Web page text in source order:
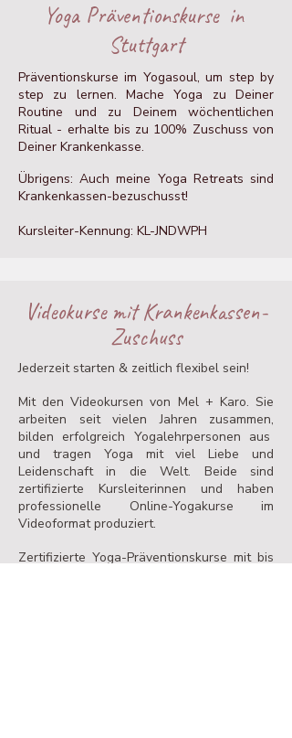
Yoga Präventionskurse in
Stuttgart
Präventionskurse im Yogasoul, um step by
step zu lernen.​ Mache Yoga zu Deiner
Routine und zu Deinem wöchentlichen
Ritual - erhalte bis zu 100% Zuschuss von
Deiner Krankenkasse.
Übrigens: Auch meine Yoga Retreats sind
Krankenkassen-bezuschusst!​​​​​
Kursleiter-Kennung: KL-JNDWPH​
Videokurse mit Krankenkassen-
Zuschuss
Jederzeit starten & zeitlich flexibel sein! ​
Mit den Videokursen von Mel + Karo. Sie
arbeiten seit vielen Jahren zusammen,
bilden erfolgreich Yogalehrpersonen aus
und tragen Yoga mit viel Liebe und
Leidenschaft in die Welt. Beide sind
zertifizierte Kursleiterinnen und haben
professionelle Online-Yogakurse im
Videoformat produziert.
Zertifizierte Yoga-Präventionskurse mit bis